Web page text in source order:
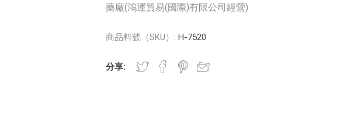
藥廠(鴻運貿易(國際)有限公司經營)
商品料號（SKU）: H-7520
分享: